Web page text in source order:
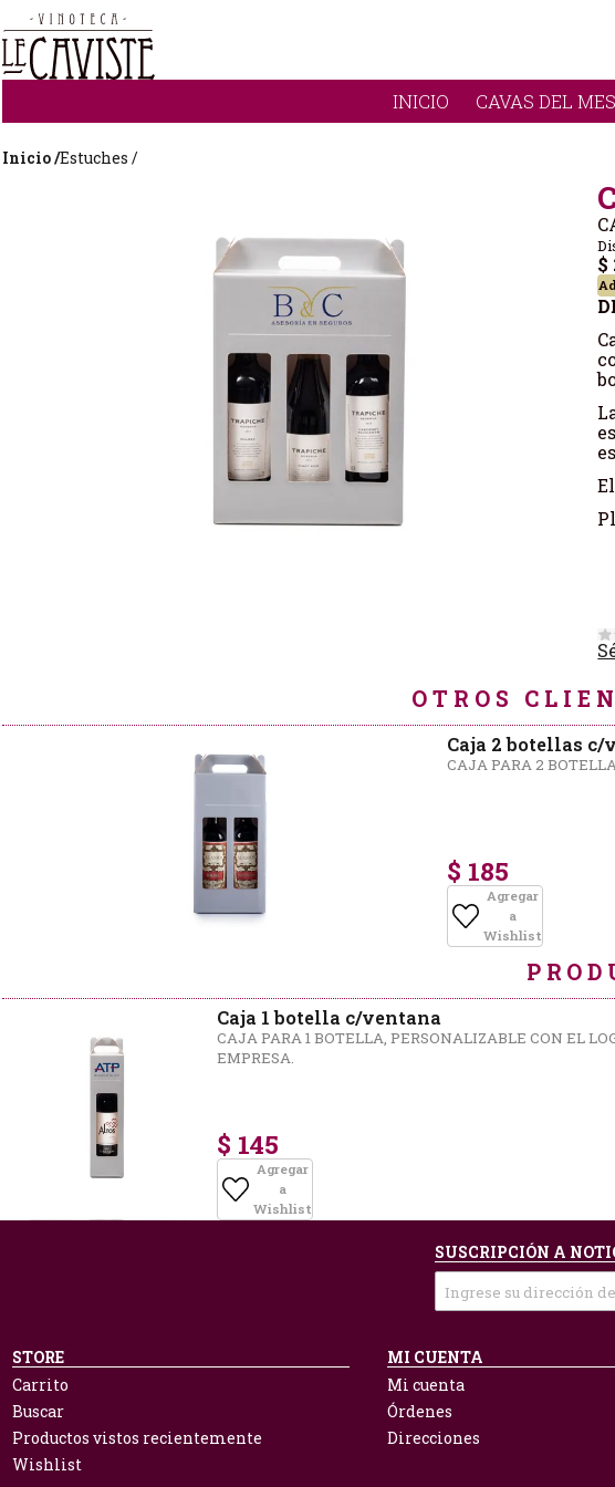
INICIO CAVAS DEL MES
Inicio /Estuches /
$
OTROS
Caja 2 botellas c/
CAJA PARA 2
$ 185
Agregar
a
Wishlist
Caja 1 botella c/ventana
CAJA PARA 1 BOTELLA, PERSONALIZABLE CON EL
EMPRESA.
$ 145
Agregar
a
Wishlist
SUSCRIPCIÓN A
STORE
Carrito
Buscar
Productos vistos recientemente
Wishlist
MI CUENTA
Mi cuenta
Órdenes
Direcciones